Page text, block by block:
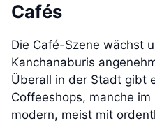
Cafés
Die Café-Szene wächst
Kanchanaburis
Überall in der Stadt gibt
Coffeeshops, manche
modern, meist mit